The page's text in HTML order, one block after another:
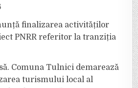
finalizarea activităților
PNRR referitor la tranziția
Comuna Tulnici demarează
turismului local al